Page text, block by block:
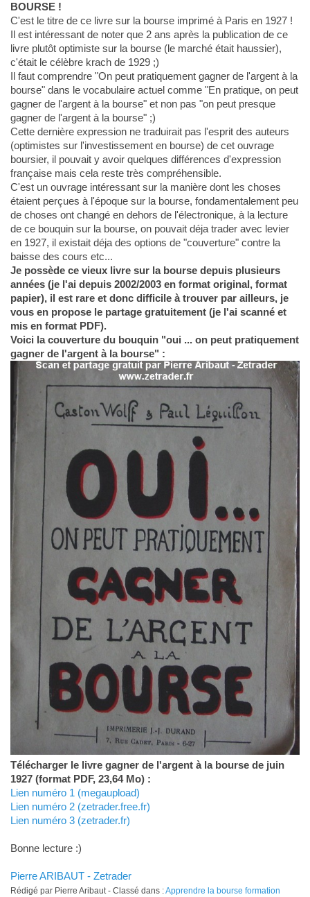
BOURSE !
C'est le titre de ce livre sur la bourse imprimé à Paris en 1927 !
Il est intéressant de noter que 2 ans après la publication de ce
livre plutôt optimiste sur la bourse (le marché était haussier),
c'était le célèbre krach de 1929 ;)
Il faut comprendre "On peut pratiquement gagner de l'argent à la
bourse" dans le vocabulaire actuel comme "En pratique, on peut
gagner de l'argent à la bourse" et non pas "on peut presque
gagner de l'argent à la bourse" ;)
Cette dernière expression ne traduirait pas l'esprit des auteurs
(optimistes sur l'investissement en bourse) de cet ouvrage
boursier, il pouvait y avoir quelques différences d'expression
française mais cela reste très compréhensible.
C'est un ouvrage intéressant sur la manière dont les choses
étaient perçues à l'époque sur la bourse, fondamentalement peu
de choses ont changé en dehors de l'électronique, à la lecture
de ce bouquin sur la bourse, on pouvait déja trader avec levier
en 1927, il existait déja des options de "couverture" contre la
baisse des cours etc...
Je possède ce vieux livre sur la bourse depuis plusieurs
années (je l'ai depuis 2002/2003 en format original, format
papier), il est rare et donc difficile à trouver par ailleurs, je
vous en propose le partage gratuitement (je l'ai scanné et
mis en format PDF).
Voici la couverture du bouquin "oui ... on peut pratiquement
gagner de l'argent à la bourse" :
Télécharger le livre gagner de l'argent à la bourse de juin
1927 (format PDF, 23,64 Mo) :
Lien numéro 1 (megaupload)
Lien numéro 2 (zetrader.free.fr)
Lien numéro 3 (zetrader.fr)
Bonne lecture :)
Pierre ARIBAUT - Zetrader
Rédigé par Pierre Aribaut - Classé dans :Apprendre la bourse formation